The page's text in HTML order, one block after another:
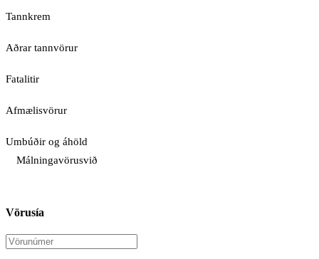
Tannkrem
Aðrar tannvörur
Fatalitir
Afmælisvörur
Umbúðir og áhöld
Málningavörusvið
Vörusía